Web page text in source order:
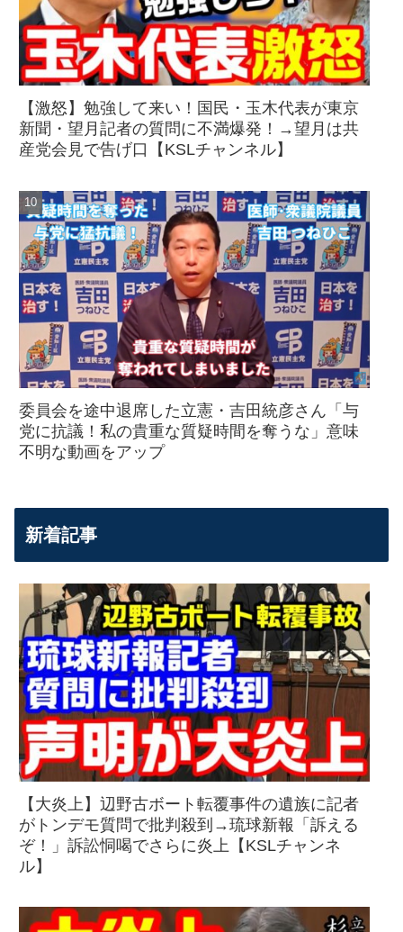
【激怒】勉強して来い！国民・玉木代表が東京
新聞・望月記者の質問に不満爆発！→望月は共
産党会見で告げ口【KSLチャンネル】
委員会を途中退席した立憲・吉田統彦さん「与
党に抗議！私の貴重な質疑時間を奪うな」意味
不明な動画をアップ
新着記事
【大炎上】辺野古ボート転覆事件の遺族に記者
がトンデモ質問で批判殺到→琉球新報「訴える
ぞ！」訴訟恫喝でさらに炎上【KSLチャンネ
ル】